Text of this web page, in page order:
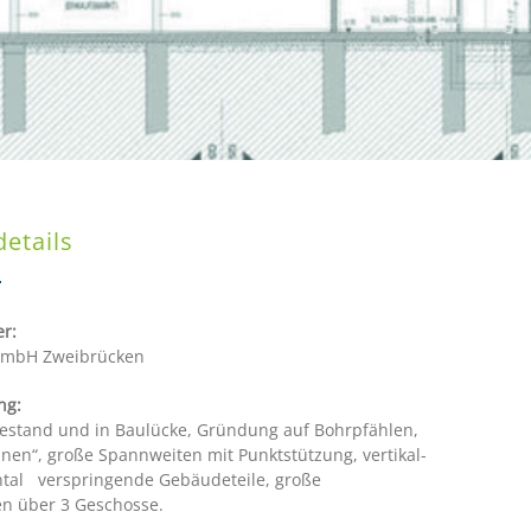
Zweibrücken
und in Baulücke, Gründung auf Bohrpfählen,
große Spannweiten mit Punktstützung, vertikal-
verspringende Gebäudeteile, große
über 3 Geschosse.